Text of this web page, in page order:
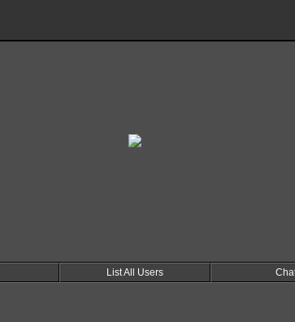
List All Users